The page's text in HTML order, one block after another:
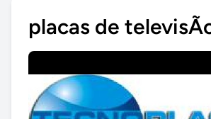
placas de